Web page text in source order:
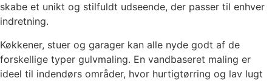
skabe et unikt og stilfuldt udseende, der passer til enhver
indretning.
Køkkener, stuer og garager kan alle nyde godt af de
forskellige typer gulvmaling. En vandbaseret maling er
ideel til indendørs områder, hvor hurtigtørring og lav lugt